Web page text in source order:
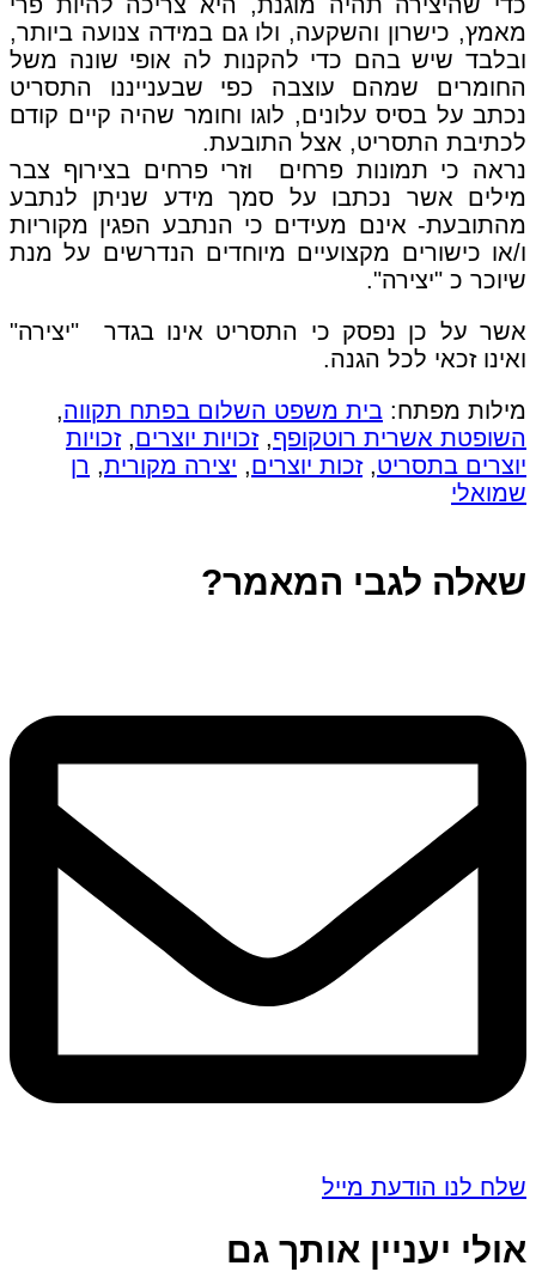
מאמץ, כישרון והשקעה, ולו גם במידה צנועה ביותר,
ובלבד שיש בהם כדי להקנות לה אופי שונה משל
החומרים שמהם עוצבה כפי שבענייננו התסריט
נכתב על בסיס עלונים, לוגו וחומר שהיה קיים קודם
לכתיבת התסריט, אצל התובעת.
נראה כי תמונות פרחים וזרי פרחים בצירוף צבר
מילים אשר נכתבו על סמך מידע שניתן לנתבע
מהתובעת- אינם מעידים כי הנתבע הפגין מקוריות
ו/או כישורים מקצועיים מיוחדים הנדרשים על מנת
שיוכר כ "יצירה".
אשר על כן נפסק כי התסריט אינו בגדר "יצירה"
ואינו זכאי לכל הגנה.
מילות מפתח: בית משפט השלום בפתח תקווה,
השופטת אשרית רוטקופף,זכויות יוצרים,זכויות
יוצרים בתסריט,זכות יוצרים, יצירה מקורית, רן
שמואלי
שאלה לגבי המאמר?
שלח לנו הודעת מייל
אולי יעניין אותך גם